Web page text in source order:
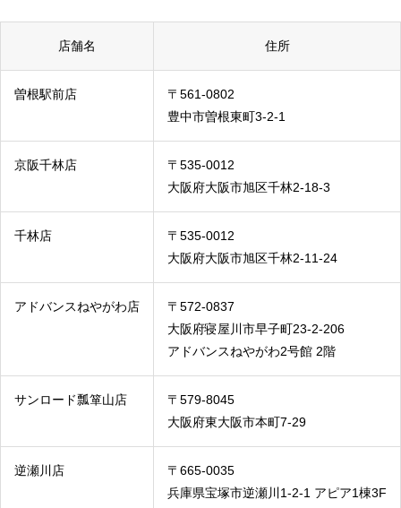
店舗名 住所
曽根駅前店
〒561-0802
豊中市曽根東町3-2-1
京阪千林店
〒535-0012
大阪府大阪市旭区千林2-18-3
千林店
〒535-0012
大阪府大阪市旭区千林2-11-24
アドバンスねやがわ店
〒572-0837
大阪府寝屋川市早子町23-2-206
アドバンスねやがわ2号館 2階
サンロード瓢箪山店
〒579-8045
大阪府東大阪市本町7-29
逆瀬川店
〒665-0035
兵庫県宝塚市逆瀬川1-2-1 アピア1棟3F